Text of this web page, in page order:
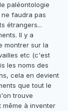
paléontologie
ne faudra pas
étrangers...
Il y a
montrer sur la
etc (c'est
les noms des
cela en devient
que tout le
trouve
à inventer